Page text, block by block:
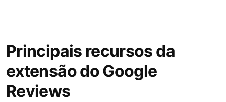
Principais recursos da
extensão do Google
Reviews